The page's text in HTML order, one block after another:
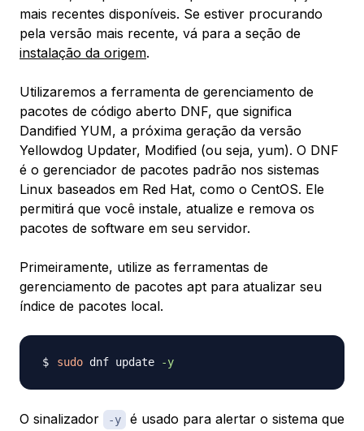
mais recentes disponíveis. Se estiver procurando
pela versão mais recente, vá para a seção de
instalação da origem.
Utilizaremos a ferramenta de gerenciamento de
pacotes de código aberto DNF, que significa
Dandified YUM, a próxima geração da versão
Yellowdog Updater, Modified (ou seja, yum). O DNF
é o gerenciador de pacotes padrão nos sistemas
Linux baseados em Red Hat, como o CentOS. Ele
permitirá que você instale, atualize e remova os
pacotes de software em seu servidor.
Primeiramente, utilize as ferramentas de
gerenciamento de pacotes apt para atualizar seu
índice de pacotes local.
sudo dnf update -y
O sinalizador -y
é usado para alertar o sistema que